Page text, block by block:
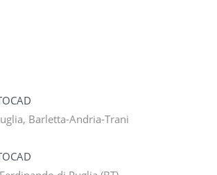
Barletta-Andria-Trani